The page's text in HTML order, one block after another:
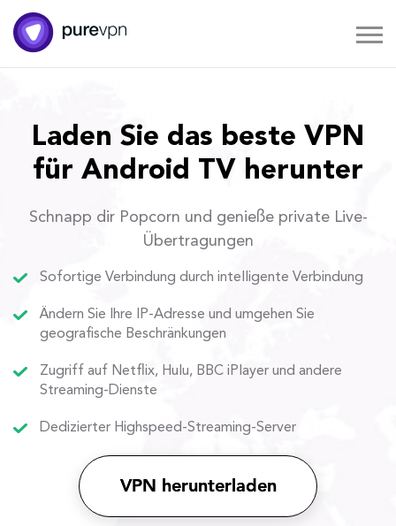
Laden Sie das beste VPN
für Android TV herunter
Schnapp dir Popcorn und genieße private Live-
Übertragungen
Sofortige Verbindung durch intelligente Verbindung
Ändern Sie Ihre IP-Adresse und umgehen Sie
geografische Beschränkungen
Zugriff auf Netflix, Hulu, BBC iPlayer und andere
Streaming-Dienste
Dedizierter Highspeed-Streaming-Server
VPN herunterladen